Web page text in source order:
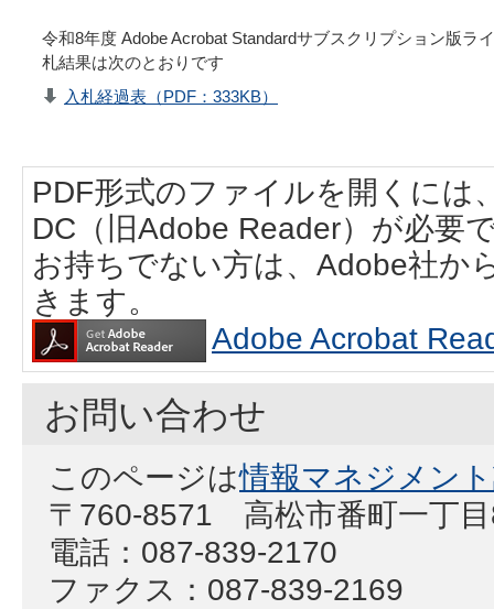
令和8年度 Adobe Acrobat Standardサブスクリプション版ラ
札結果は次のとおりです
入札経過表（PDF：333KB）
PDF形式のファイルを開くには
DC（旧Adobe Reader）が必要
お持ちでない方は、Adobe社か
きます。
Adobe Acrobat
お問い合わせ
このページは情報マネジメン
〒760-8571 高松市番町一丁
電話：087-839-2170
ファクス：087-839-2169